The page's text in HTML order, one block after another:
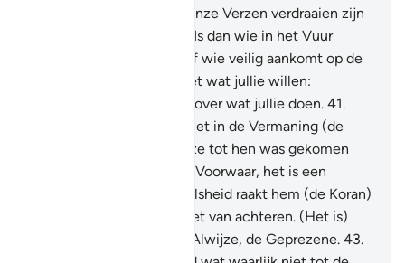
Voorwaar, degenen die Onze Verzen verdraaien zijn
niet voor Ons verborgen. Is dan wie in het Vuur
geworpen wordt beter, of wie veilig aankomt op de
Dag der Opstanding? Doet wat jullie willen:
voorwaar, Hij is Alziende over wat jullie doen. 41.
Voorwaar, degenen die niet in de Vermaning (de
Koran) geloven nadat deze tot hen was gekomen
(zullen gestraft worden). Voorwaar, het is een
De valsheid raakt hem (de Koran)
niet, niet van voren en niet van achteren. (Het is)
een neerzending van de Alwijze, de Geprezene. 43.